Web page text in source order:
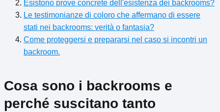
Esistono prove concrete dell'esistenza dei backrooms?
Le testimonianze di coloro che affermano di essere
stati nei backrooms: verità o fantasia?
Come proteggersi e prepararsi nel caso si incontri un
backroom.
Cosa sono i backrooms e
perché suscitano tanto